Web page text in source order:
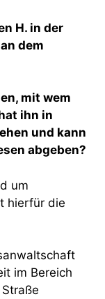
H. in der
dem
mit wem
ihn in
und kann
abgeben?
um
hierfür die
im Bereich